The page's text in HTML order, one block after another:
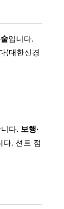
입니다.
(대한신경
다. 보행·
다. 션트 점